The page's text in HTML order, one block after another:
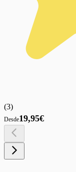
(3)
Desde19,95€